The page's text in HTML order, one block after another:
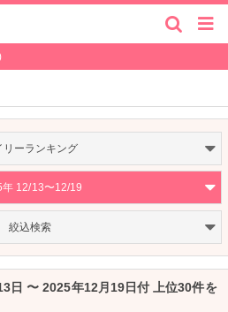
リーランキング
12/13〜12/19
絞込検索
日 〜 2025年12月19日付 上位30件を